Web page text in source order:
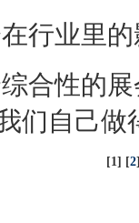
业里的
性的展
们自己做
[1] [2